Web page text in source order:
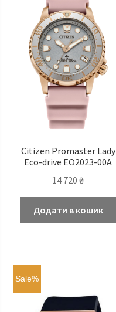
Citizen Promaster Lady
Eco-drive EO2023-00A
14 720₴
Додати в кошик
Sale%